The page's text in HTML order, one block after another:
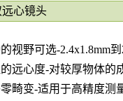
心镜头
视野可选-2.4x1.8mm到
远心度-对较厚物体的
畸变-适用于高精度测